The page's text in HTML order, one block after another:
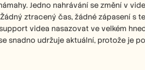
Jedno nahrávání se změní v
ztracený čas, žádné zápasení s
videa nasazovat ve velkém
snadno udržuje aktuální, protože je